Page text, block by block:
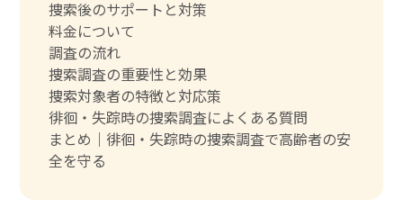
捜索後のサポートと対策
料金について
調査の流れ
捜索調査の重要性と効果
捜索対象者の特徴と対応策
徘徊・失踪時の捜索調査によくある質問
まとめ｜徘徊・失踪時の捜索調査で高齢者の安
全を守る